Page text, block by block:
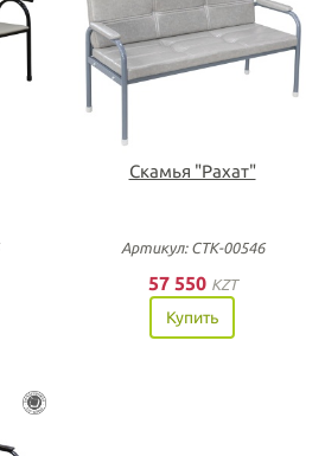
Скамья "Рахат"
Артикул: СТК-00546
57 550 KZT
Купить